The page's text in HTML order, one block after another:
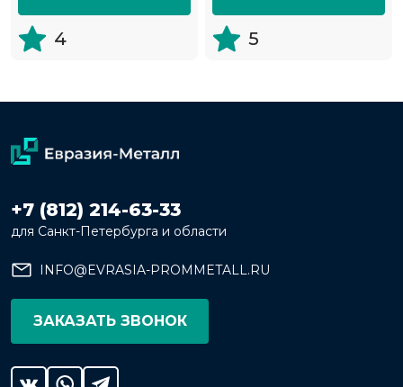
4 5
+7 (812) 214-63-33
для Санкт-Петербурга и области
INFO@EVRASIA-PROMMETALL.RU
ЗАКАЗАТЬ ЗВОНОК